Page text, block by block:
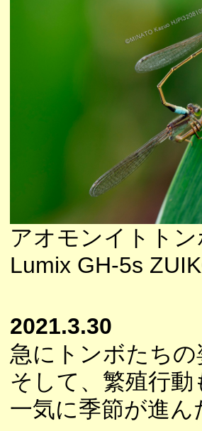
アオモンイトトン
Lumix GH-5s
2021.3.30
急にトンボたち
そして、繁殖行
一気に季節が進ん